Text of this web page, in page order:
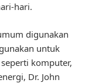
hari.
digunakan
untuk
komputer,
Dr. John